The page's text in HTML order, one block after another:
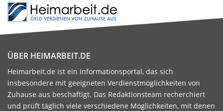
ÜBER HEIMARBEIT.DE
Heimarbeit.de ist ein Informationsportal, das sich
insbesondere mit geeigneten Verdienstmöglichkeiten von
Zuhause aus beschäftigt. Das Redaktionsteam recherchiert
und prüft täglich viele verschiedene Möglichkeiten, mit denen